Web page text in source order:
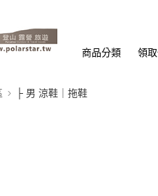
商品分類 領
├ 男 涼鞋｜拖鞋